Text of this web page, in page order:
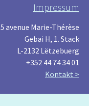
Impressum
5 avenue Marie-Thérèse
Gebai H, 1. Stack
L-2132 Lëtzebuerg
+352 44 74 34 01
Kontakt >